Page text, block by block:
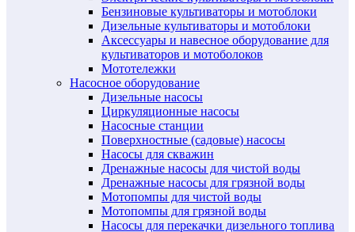
Бензиновые культиваторы и мотоблоки
Дизельные культиваторы и мотоблоки
Аксессуары и навесное оборудование для
культиваторов и мотоболоков
Мототележки
Насосное оборудование
Дизельные насосы
Циркуляционные насосы
Насосные станции
Поверхностные (садовые) насосы
Насосы для скважин
Дренажные насосы для чистой воды
Дренажные насосы для грязной воды
Мотопомпы для чистой воды
Мотопомпы для грязной воды
Насосы для перекачки дизельного топлива